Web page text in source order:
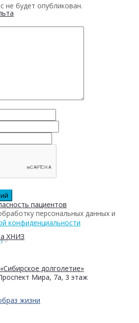
пациентов
ХНИЗ
долголетие»
жизни
не будет опубликован.
персональных данных и
конфиденциальности
©
Мира, 7а, 3 этаж